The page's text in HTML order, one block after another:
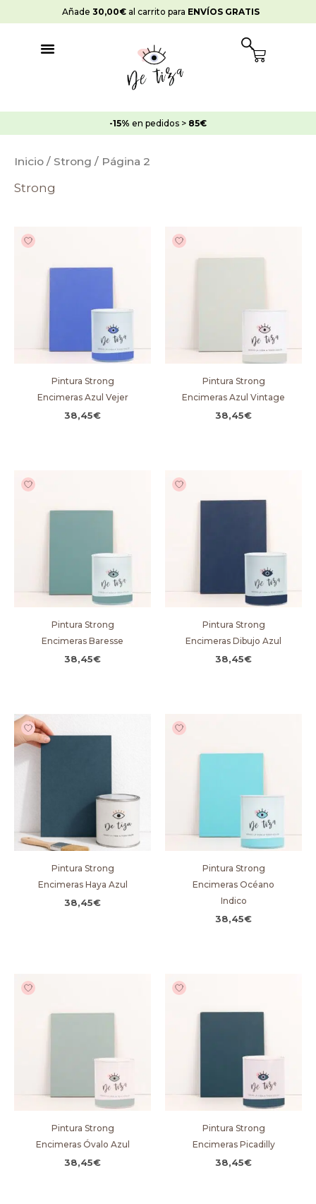
al
Añade 30,00€ al carrito para ENVÍOS GRATIS
Cart
-15% en pedidos > 85€
Inicio / Strong / Página 2
Strong
Pintura Strong
Encimeras Azul Vejer
38,45€
Pintura Strong
Encimeras Azul Vintage
38,45€
Pintura Strong
Encimeras Baresse
38,45€
Pintura Strong
Encimeras Dibujo Azul
38,45€
Pintura Strong
Encimeras Haya Azul
38,45€
Pintura Strong
Encimeras Océano
Indico
38,45€
Pintura Strong
Encimeras Óvalo Azul
38,45€
Pintura Strong
Encimeras Picadilly
38,45€